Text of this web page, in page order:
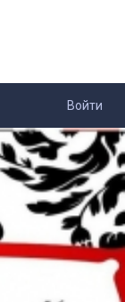
Войти